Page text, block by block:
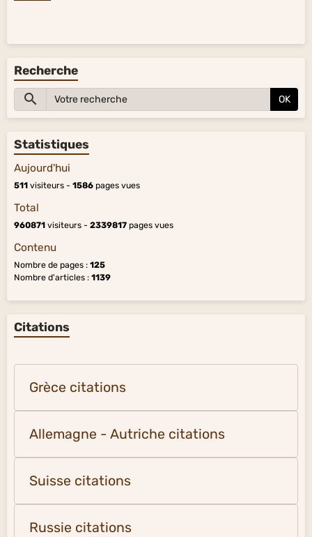
Recherche
OK
Statistiques
Aujourd'hui
511 visiteurs - 1586 pages vues
Total
960871 visiteurs - 2339817 pages vues
Contenu
Nombre de pages : 125
Nombre d'articles : 1139
Citations
Grèce citations
Allemagne - Autriche citations
Suisse citations
Russie citations